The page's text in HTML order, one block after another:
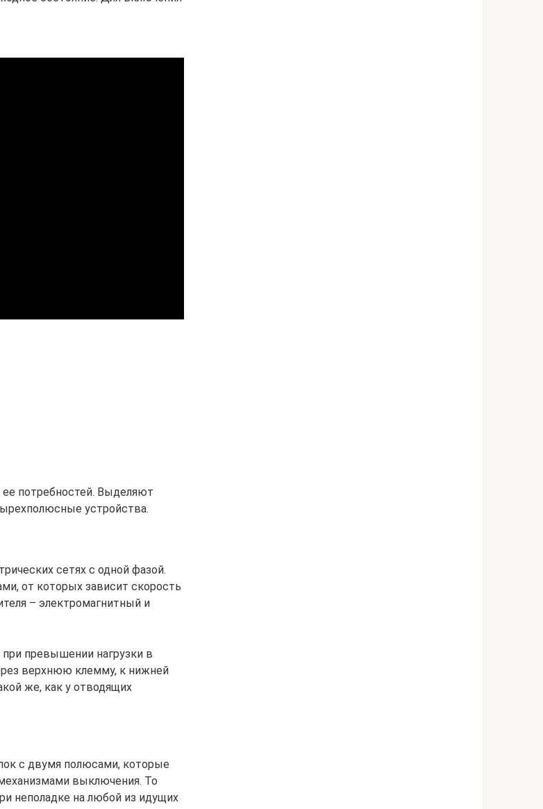
потребностей. Выделяют
устройства.
сетях с одной фазой.
от которых зависит скорость
– электромагнитный и
превышении нагрузки в
верхнюю клемму, к нижней
же, как у отводящих
с двумя полюсами, которые
выключения. То
неполадке на любой из идущих